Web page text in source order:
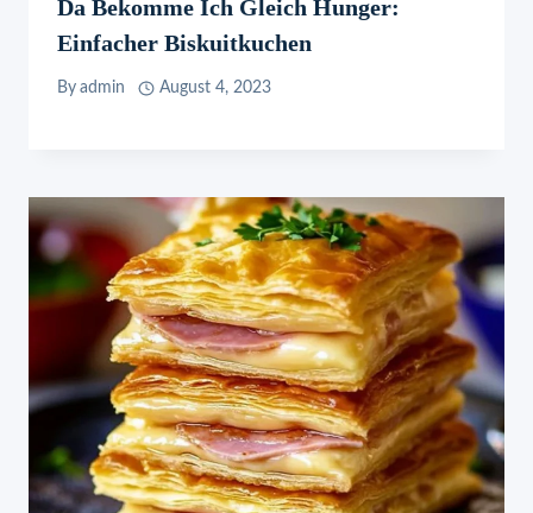
Da Bekomme Ich Gleich Hunger:
Einfacher Biskuitkuchen
By admin August 4, 2023